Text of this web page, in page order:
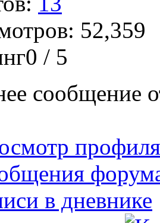
52,359
/ 5
сообщение
профиля
в дневнике